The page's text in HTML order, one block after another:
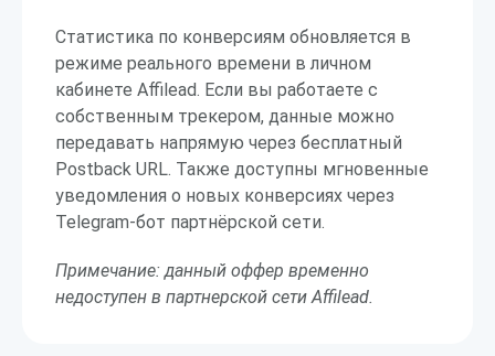
Статистика по конверсиям обновляется в
режиме реального времени в личном
кабинете Affilead. Если вы работаете с
собственным трекером, данные можно
передавать напрямую через бесплатный
Postback URL. Также доступны мгновенные
уведомления о новых конверсиях через
Telegram-бот партнёрской сети.
Примечание: данный оффер временно
недоступен в партнерской сети Affilead.